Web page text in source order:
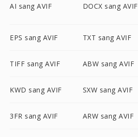
AI sang AVIF DOCX sang AVIF
EPS sang AVIF TXT sang AVIF
TIFF sang AVIF ABW sang AVIF
KWD sang AVIF SXW sang AVIF
3FR sang AVIF ARW sang AVIF